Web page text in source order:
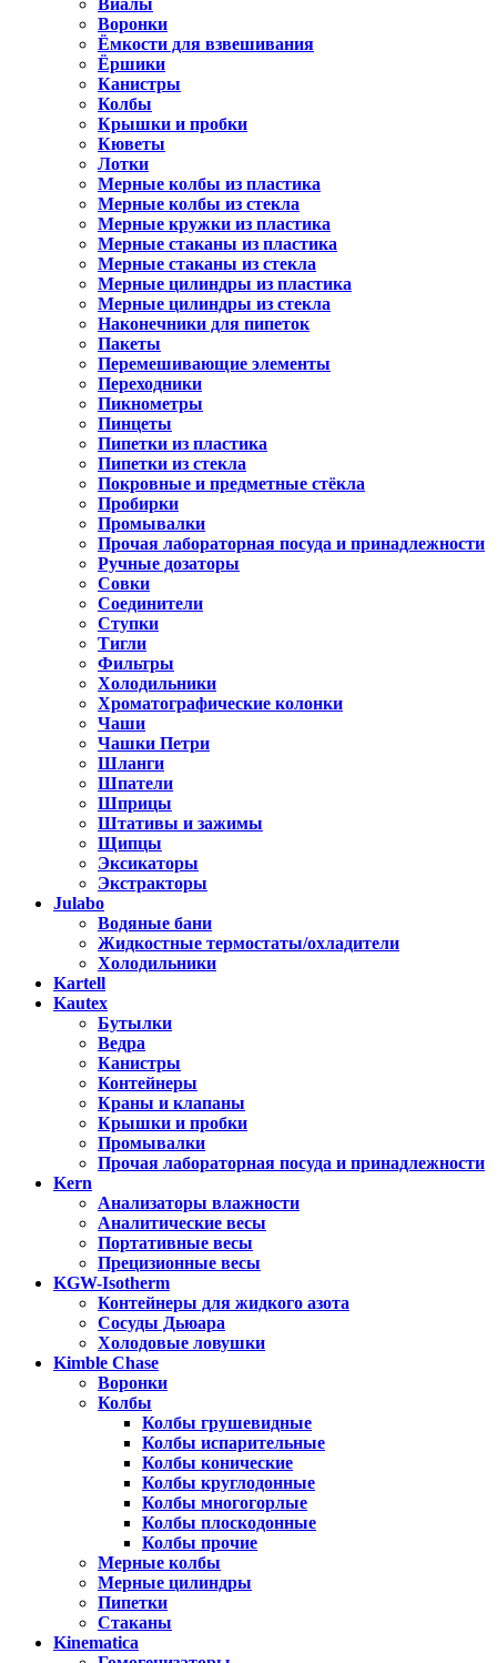
Виалы
Воронки
Ёмкости для взвешивания
Ёршики
Канистры
Колбы
Крышки и пробки
Кюветы
Лотки
Мерные колбы из пластика
Мерные колбы из стекла
Мерные кружки из пластика
Мерные стаканы из пластика
Мерные стаканы из стекла
Мерные цилиндры из пластика
Мерные цилиндры из стекла
Наконечники для пипеток
Пакеты
Перемешивающие элементы
Переходники
Пикнометры
Пинцеты
Пипетки из пластика
Пипетки из стекла
Покровные и предметные стёкла
Пробирки
Промывалки
Прочая лабораторная посуда и принадлежности
Ручные дозаторы
Совки
Соединители
Ступки
Тигли
Фильтры
Холодильники
Хроматографические колонки
Чаши
Чашки Петри
Шланги
Шпатели
Шприцы
Штативы и зажимы
Щипцы
Эксикаторы
Экстракторы
Julabo
Водяные бани
Жидкостные термостаты/охладители
Холодильники
Kartell
Kautex
Бутылки
Ведра
Канистры
Контейнеры
Краны и клапаны
Крышки и пробки
Промывалки
Прочая лабораторная посуда и принадлежности
Kern
Анализаторы влажности
Аналитические весы
Портативные весы
Прецизионные весы
KGW-Isotherm
Контейнеры для жидкого азота
Сосуды Дьюара
Холодовые ловушки
Kimble Chase
Воронки
Колбы
Колбы грушевидные
Колбы испарительные
Колбы конические
Колбы круглодонные
Колбы многогорлые
Колбы плоскодонные
Колбы прочие
Мерные колбы
Мерные цилиндры
Пипетки
Стаканы
Kinematica